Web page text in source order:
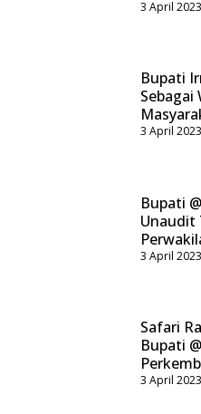
3 April 2023
Bupati
Sebagai
3 April 2023
Bupati
Unaudit
3 April 2023
Safari
Bupati
3 April 2023